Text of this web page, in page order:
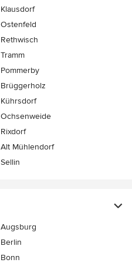
Klausdorf
Ostenfeld
Rethwisch
Tramm
Pommerby
Brüggerholz
Kührsdorf
Ochsenweide
Rixdorf
Alt Mühlendorf
Sellin
Augsburg
Berlin
Bonn